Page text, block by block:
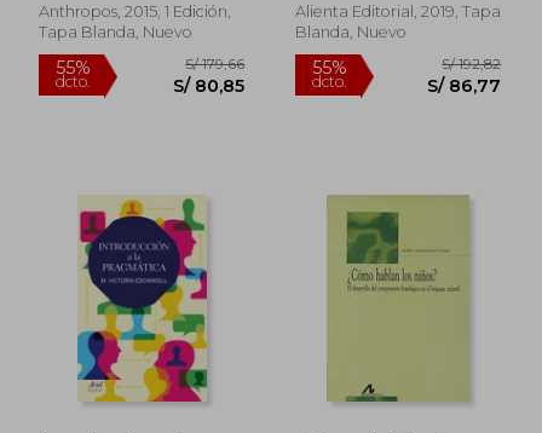
dcto. S/ 108,14 dcto.
Anthropos, 2015, 1 Edición,
Tapa Blanda, Nuevo
Alienta Editorial, 2019, Tapa
Blanda, Nuevo